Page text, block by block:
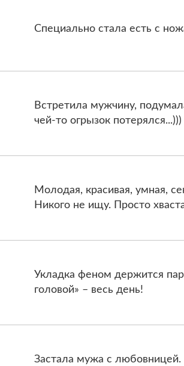
Специально стала есть с
Встретила мужчину,
чей-то огрызок потерялся...)))
Молодая, красивая, умная,
Никого не ищу. Просто
Укладка феном держится
головой» – весь день!
Застала мужа с любовницей.